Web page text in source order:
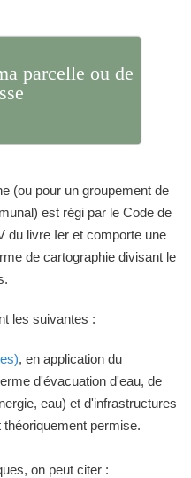
parcelle ou de
(ou pour un groupement de
est régi par le Code de
du livre Ier et comporte une
de cartographie divisant le
les suivantes :
, en application du
d'évacuation d'eau, de
eau) et d'infrastructures
permise.
on peut citer :